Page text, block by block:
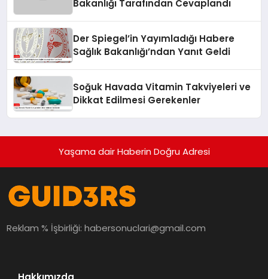
Bakanlığı Tarafından Cevaplandı
Der Spiegel’in Yayımladığı Habere
Sağlık Bakanlığı’ndan Yanıt Geldi
Soğuk Havada Vitamin Takviyeleri ve
Dikkat Edilmesi Gerekenler
Yaşama dair Haberin Doğru Adresi
Reklam % İşbirliği:habersonuclari@gmail.com